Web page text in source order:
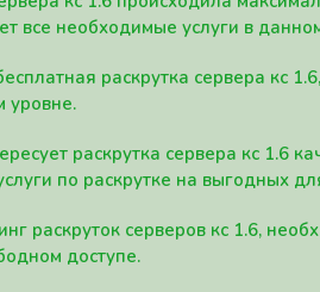
все необходимые услуги в
раскрутка сервера кс
уровне.
раскрутка сервера кс 1.6
по раскрутке на выгодных
раскруток серверов кс 1.6,
доступе.